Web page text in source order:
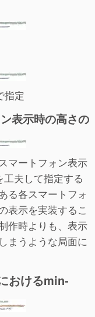
指定
表示時の高さの
マートフォン表示
夫して指定する
る各スマートフォ
表示を実装するこ
作時よりも、表示
まうような局面に
おけるmin-